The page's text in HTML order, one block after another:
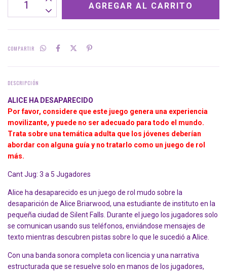
COMPARTIR
DESCRIPCIÓN
ALICE HA DESAPARECIDO
Por favor, considere que este juego genera una experiencia
movilizante, y puede no ser adecuado para todo el mundo.
Trata sobre una temática adulta que los jóvenes deberían
abordar con alguna guía y no tratarlo como un juego de rol
más.
Cant Jug: 3 a 5 Jugadores
Alice ha desaparecido es un juego de rol mudo sobre la
desaparición de Alice Briarwood, una estudiante de instituto en la
pequeña ciudad de Silent Falls. Durante el juego los jugadores solo
se comunican usando sus teléfonos, enviándose mensajes de
texto mientras descubren pistas sobre lo que le sucedió a Alice.
Con una banda sonora completa con licencia y una narrativa
estructurada que se resuelve solo en manos de los jugadores,